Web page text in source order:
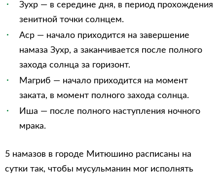
Зухр — в середине дня, в период прохождения
зенитной точки солнцем.
Аср — начало приходится на завершение
намаза Зухр, а заканчивается после полного
захода солнца за горизонт.
Магриб — начало приходится на момент
заката, в момент полного захода солнца.
Иша — после полного наступления ночного
мрака.
5 намазов в городе Митюшино расписаны на
сутки так, чтобы мусульманин мог исполнять